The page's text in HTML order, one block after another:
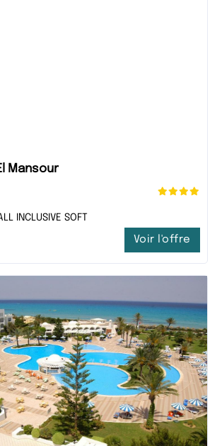
Mansour
INCLUSIVE SOFT
Voir l'offre